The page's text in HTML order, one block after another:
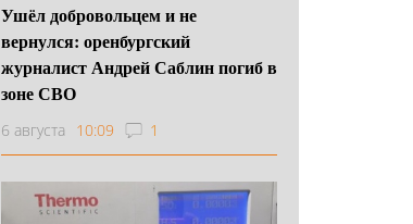
Ушёл добровольцем и не
вернулся: оренбургский
журналист Андрей Саблин погиб в
зоне СВО
6 августа 10:09 1